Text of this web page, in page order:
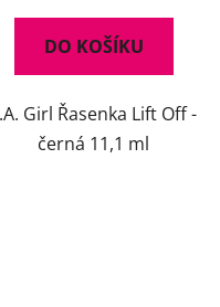
DO KOŠÍKU
Girl Řasenka Lift Off -
černá 11,1 ml